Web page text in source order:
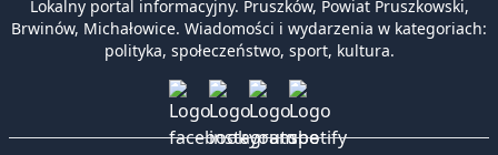
Lokalny portal informacyjny. Pruszków, Powiat Pruszkowski,
Brwinów, Michałowice. Wiadomości i wydarzenia w kategoriach:
polityka, społeczeństwo, sport, kultura.